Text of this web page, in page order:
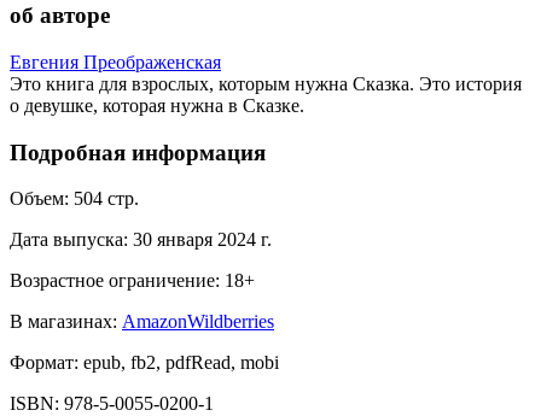
об авторе
Евгения Преображенская
Это книга для взрослых, которым нужна Сказка. Это история
о девушке, которая нужна в Сказке.
Подробная информация
Объем: 504 стр.
Дата выпуска: 30 января 2024 г.
Возрастное ограничение: 18+
В магазинах: AmazonWildberries
Формат: epub, fb2, pdfRead, mobi
ISBN: 978-5-0055-0200-1